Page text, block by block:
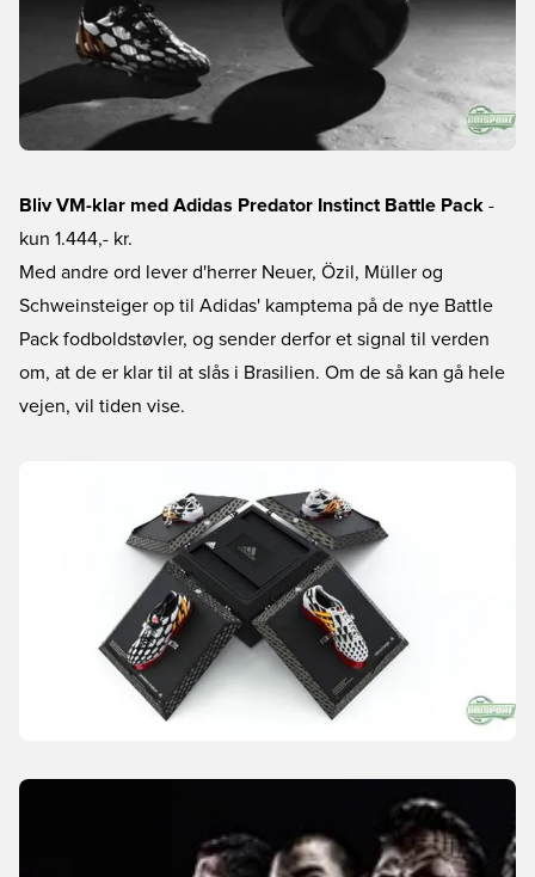
Bliv VM-klar med Adidas Predator Instinct Battle Pack -
kun 1.444,- kr.
Med andre ord lever d'herrer Neuer, Özil, Müller og
Schweinsteiger op til Adidas' kamptema på de nye Battle
Pack fodboldstøvler, og sender derfor et signal til verden
om, at de er klar til at slås i Brasilien. Om de så kan gå hele
vejen, vil tiden vise.